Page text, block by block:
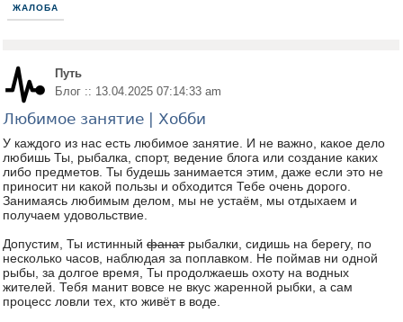
ЖАЛОБА
Путь
Блог :: 13.04.2025 07:14:33 am
Любимое занятие | Хобби
У каждого из нас есть любимое занятие. И не важно, какое дело
любишь Ты, рыбалка, спорт, ведение блога или создание каких
либо предметов. Ты будешь занимается этим, даже если это не
приносит ни какой пользы и обходится Тебе очень дорого.
Занимаясь любимым делом, мы не устаём, мы отдыхаем и
получаем удовольствие.
Допустим, Ты истинный фанатрыбалки, сидишь на берегу, по
несколько часов, наблюдая за поплавком. Не поймав ни одной
рыбы, за долгое время, Ты продолжаешь охоту на водных
жителей. Тебя манит вовсе не вкус жаренной рыбки, а сам
процесс ловли тех, кто живёт в воде.